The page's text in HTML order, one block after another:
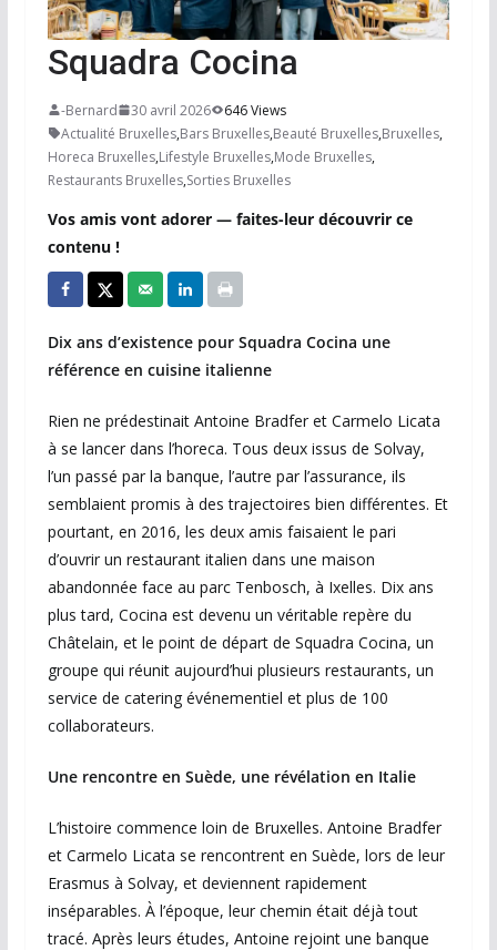
Squadra Cocina
-Bernard 30 avril 2026
646 Views
Actualité Bruxelles,Bars Bruxelles,Beauté Bruxelles,Bruxelles,
Horeca Bruxelles,Lifestyle Bruxelles,Mode Bruxelles,
Restaurants Bruxelles,Sorties Bruxelles
Vos amis vont adorer — faites-leur découvrir ce
contenu !
Dix ans d’existence pour Squadra Cocina une
référence en cuisine italienne
Rien ne prédestinait Antoine Bradfer et Carmelo Licata
à se lancer dans l’horeca. Tous deux issus de Solvay,
l’un passé par la banque, l’autre par l’assurance, ils
semblaient promis à des trajectoires bien différentes. Et
pourtant, en 2016, les deux amis faisaient le pari
d’ouvrir un restaurant italien dans une maison
abandonnée face au parc Tenbosch, à Ixelles. Dix ans
plus tard, Cocina est devenu un véritable repère du
Châtelain, et le point de départ de Squadra Cocina, un
groupe qui réunit aujourd’hui plusieurs restaurants, un
service de catering événementiel et plus de 100
collaborateurs.
Une rencontre en Suède, une révélation en Italie
L’histoire commence loin de Bruxelles. Antoine Bradfer
et Carmelo Licata se rencontrent en Suède, lors de leur
Erasmus à Solvay, et deviennent rapidement
inséparables. À l’époque, leur chemin était déjà tout
tracé. Après leurs études, Antoine rejoint une banque